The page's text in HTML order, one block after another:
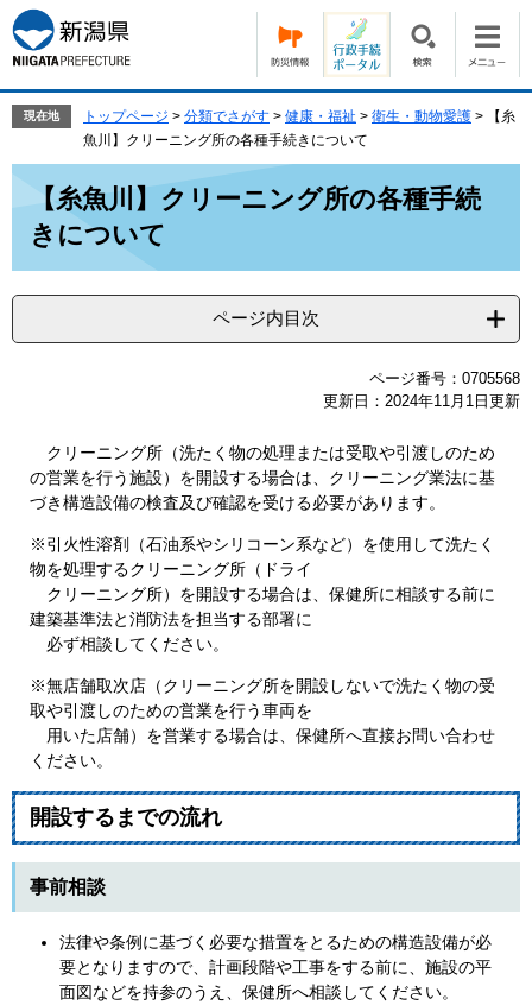
ー
ジ
の
で
ニ
ュ
ー
ば
現在地 トップページ > 分類でさがす > 健康・福祉 > 衛生・動物愛護 >
【糸
魚川】クリーニング所の各種手続きについて
【糸魚川】クリーニング所の各種手続
きについて
ページ内目次
ページ番号：0705568
更新日：2024年11月1日更新
クリーニング所（洗たく物の処理または受取や引渡しのため
の営業を行う施設）を開設する場合は、クリーニング業法に基
づき構造設備の検査及び確認を受ける必要があります。
※引火性溶剤（石油系やシリコーン系など）を使用して洗たく
物を処理するクリーニング所（ドライ
クリーニング所）を開設する場合は、保健所に相談する前に
建築基準法と消防法を担当する部署に
必ず相談してください。
※無店舗取次店（クリーニング所を開設しないで洗たく物の受
取や引渡しのための営業を行う車両を
用いた店舗）を営業する場合は、保健所へ直接お問い合わせ
ください。
開設するまでの流れ
事前相談
法律や条例に基づく必要な措置をとるための構造設備が必
要となりますので、計画段階や工事をする前に、施設の平
面図などを持参のうえ、保健所へ相談してください。